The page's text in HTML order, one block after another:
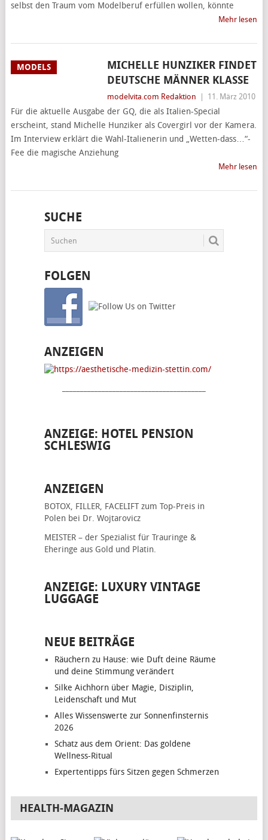
selbst den Traum vom Modelberuf erfüllen wollen, könnte
Mehr lesen
MODELS
MICHELLE HUNZIKER FINDET
DEUTSCHE MÄNNER KLASSE
modelvita.com Redaktion 11. März 2010
Für die aktuelle Ausgabe der GQ, die als Italien-Special
erscheint, stand Michelle Hunziker als Covergirl vor der Kamera.
Im Interview erklärt die Wahl-Italienerin und „Wetten-dass…“-
Fee die magische Anziehung
Mehr lesen
SUCHE
FOLGEN
ANZEIGEN
ANZEIGE: HOTEL PENSION
SCHLESWIG
ANZEIGEN
BOTOX, FILLER, FACELIFTzum Top-Preis in
Polen bei Dr. Wojtarovicz
MEISTER – der Spezialist für Trauringe &
Eheringe aus Gold und Platin.
ANZEIGE: LUXURY VINTAGE
LUGGAGE
NEUE BEITRÄGE
Räuchern zu Hause: wie Duft deine Räume
und deine Stimmung verändert
Silke Aichhorn über Magie, Disziplin,
Leidenschaft und Mut
Alles Wissenswerte zur Sonnenfinsternis
2026
Schatz aus dem Orient: Das goldene
Wellness-Ritual
Expertentipps fürs Sitzen gegen Schmerzen
HEALTH-MAGAZIN